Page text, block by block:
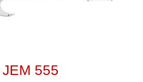
JEM 555